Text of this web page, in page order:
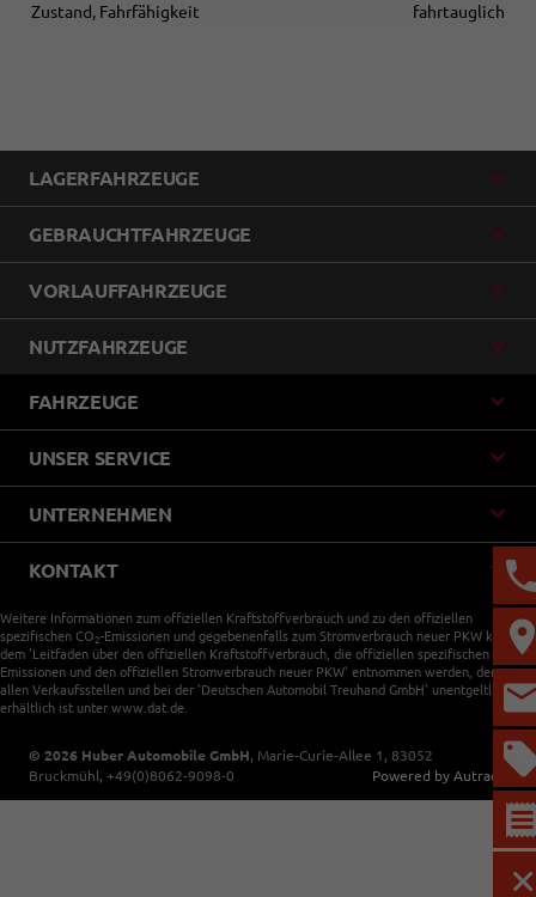
Zustand, Fahrfähigkeit
fahrtauglich
LAGERFAHRZEUGE
GEBRAUCHTFAHRZEUGE
VORLAUFFAHRZEUGE
NUTZFAHRZEUGE
FAHRZEUGE
UNSER SERVICE
UNTERNEHMEN
KONTAKT
Weitere Informationen zum offiziellen Kraftstoffverbrauch und zu den offiziellen
spezifischen CO 2-Emissionen und gegebenenfalls zum Stromverbrauch neuer PKW können
dem 'Leitfaden über den offiziellen Kraftstoffverbrauch, die offiziellen spezifischen CO
-
Emissionen und den offiziellen Stromverbrauch neuer PKW' entnommen werden, der an
allen Verkaufsstellen und bei der 'Deutschen Automobil Treuhand GmbH' unentgeltlich
erhältlich ist unter www.dat.de.
© 2026 Huber Automobile GmbH, Marie-Curie-Allee 1 , 83052
Bruckmühl, +49(0)8062-9098-0 Powered by Autrado